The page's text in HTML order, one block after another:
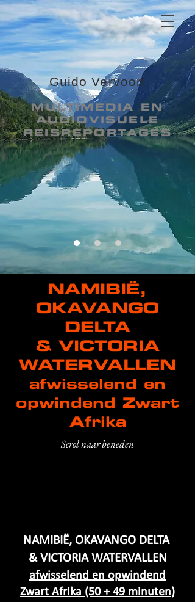
Guido Vervoort
MULTIMEDIA E N
AUDIOVISUELE
REISREPORTAGES
NAMIBIË,
OKAVANGO
DELTA
& VICTORIA
WATERVALLEN
afwisselend en
opwindend Zwart
Afrika
Scrol naar beneden
NAMIBIË, OKAVANGO DELTA
& VICTORIA WATERVALLEN
afwisselend en opwindend
Zwart Afrika (50 + 49 minuten)